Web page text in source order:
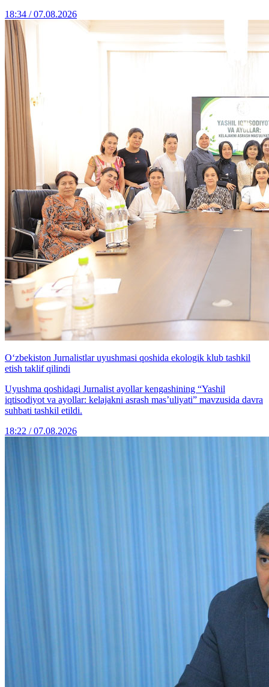
18:34 / 07.08.2026
O‘zbekiston Jurnalistlar uyushmasi qoshida ekologik klub tashkil
etish taklif qilindi
Uyushma qoshidagi Jurnalist ayollar kengashining “Yashil
iqtisodiyot va ayollar: kelajakni asrash mas’uliyati” mavzusida davra
suhbati tashkil etildi.
18:22 / 07.08.2026